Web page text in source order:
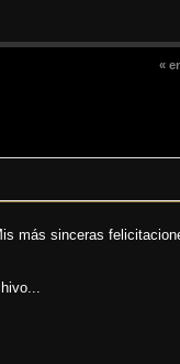
«
más sinceras